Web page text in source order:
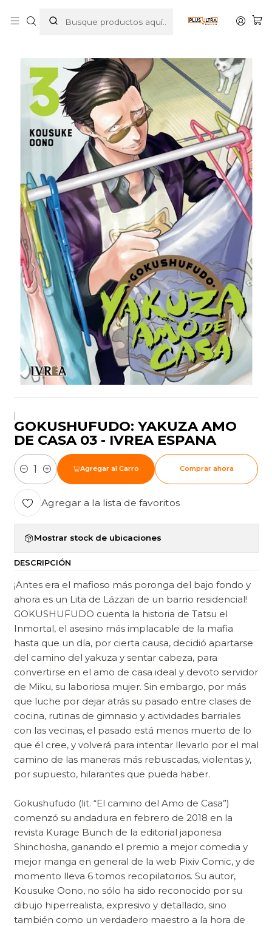
GOKUSHUFUDO: YAKUZA AMO DE CASA 03 - IVREA
ESPANA
|
GOKUSHUFUDO: YAKUZA AMO
DE CASA 03 - IVREA ESPANA
Cantidad
Agregar al Carro Comprar ahora
Agregar a la lista de favoritos
Mostrar stock de ubicaciones
DESCRIPCIÓN
¡Antes era el mafioso más poronga del bajo fondo y
ahora es un Lita de Lázzari de un barrio residencial!
GOKUSHUFUDO cuenta la historia de Tatsu el
Inmortal, el asesino más implacable de la mafia
hasta que un día, por cierta causa, decidió apartarse
del camino del yakuza y sentar cabeza, para
convertirse en el amo de casa ideal y devoto servidor
de Miku, su laboriosa mujer. Sin embargo, por más
que luche por dejar atrás su pasado entre clases de
cocina, rutinas de gimnasio y actividades barriales
con las vecinas, el pasado está menos muerto de lo
que él cree, y volverá para intentar llevarlo por el mal
camino de las maneras más rebuscadas, violentas y,
por supuesto, hilarantes que pueda haber.
Gokushufudo (lit. “El camino del Amo de Casa”)
comenzó su andadura en febrero de 2018 en la
revista Kurage Bunch de la editorial japonesa
Shinchosha, ganando el premio a mejor comedia y
mejor manga en general de la web Pixiv Comic, y de
momento lleva 6 tomos recopilatorios. Su autor,
Kousuke Oono, no sólo ha sido reconocido por su
dibujo hiperrealista, expresivo y detallado, sino
también como un verdadero maestro a la hora de